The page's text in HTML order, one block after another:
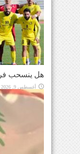
هل ينسحب
أغسطس 9, 2026